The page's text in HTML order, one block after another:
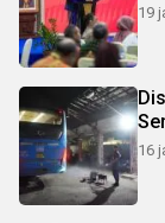
19
16